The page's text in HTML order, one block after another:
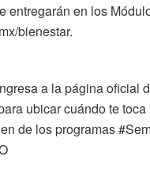
entregarán en los
bienestar.
a la página oficial
ubicar cuándo te
de los programas